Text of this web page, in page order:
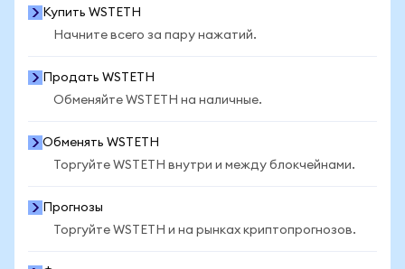
Купить WSTETH
Начните всего за пару нажатий.
Продать WSTETH
Обменяйте WSTETH на наличные.
Обменять WSTETH
Торгуйте WSTETH внутри и между блокчейнами.
Прогнозы
Торгуйте WSTETH и на рынках криптопрогнозов.